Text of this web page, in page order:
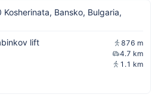
Kosherinata, Bansko, Bulgaria,
lift
876 m
4.7 km
1.1 km